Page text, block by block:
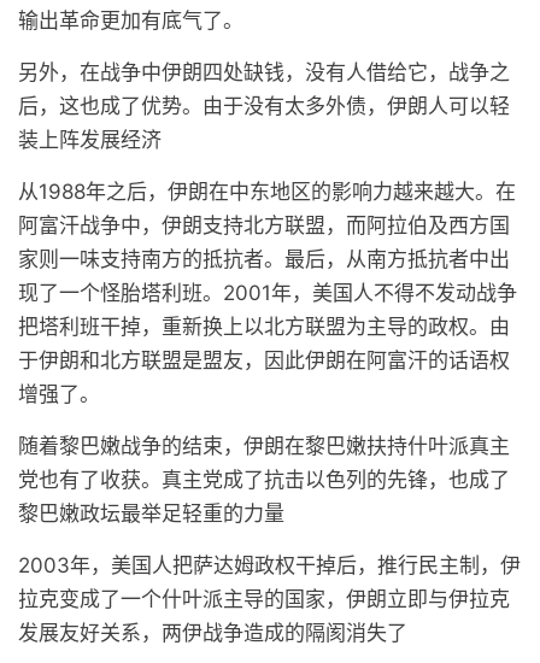
输出革命更加有底气了。
另外，在战争中伊朗四处缺钱，没有人借给它，战争之
后，这也成了优势。由于没有太多外债，伊朗人可以轻
装上阵发展经济
从1988年之后，伊朗在中东地区的影响力越来越大。在
阿富汗战争中，伊朗支持北方联盟，而阿拉伯及西方国
家则一味支持南方的抵抗者。最后，从南方抵抗者中出
现了一个怪胎塔利班。2001年，美国人不得不发动战争
把塔利班干掉，重新换上以北方联盟为主导的政权。由
于伊朗和北方联盟是盟友，因此伊朗在阿富汗的话语权
增强了。
随着黎巴嫩战争的结束，伊朗在黎巴嫩扶持什叶派真主
党也有了收获。真主党成了抗击以色列的先锋，也成了
黎巴嫩政坛最举足轻重的力量
2003年，美国人把萨达姆政权干掉后，推行民主制，伊
拉克变成了一个什叶派主导的国家，伊朗立即与伊拉克
发展友好关系，两伊战争造成的隔阂消失了